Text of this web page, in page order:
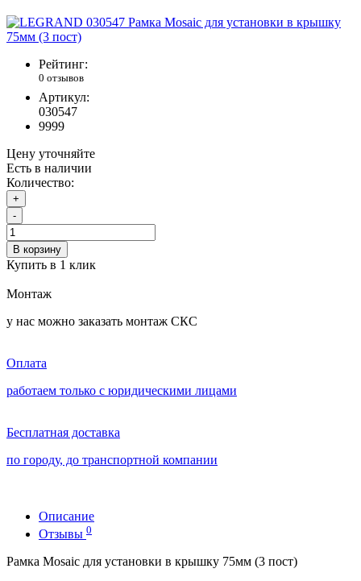
Рейтинг:
0 отзывов
Артикул:
030547
9999
Цену уточняйте
Есть в наличии
Количество:
+
-
В корзину
Купить в 1 клик
Монтаж
у нас можно заказать монтаж СКС
Оплата
работаем только с юридическими лицами
Бесплатная доставка
по городу, до транспортной компании
Описание
Отзывы 0
Рамка Mosaic для установки в крышку 75мм (3 пост)